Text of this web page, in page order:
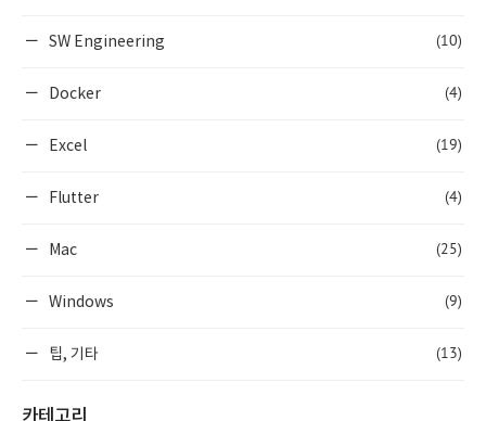
SW Engineering (10)
Docker (4)
Excel (19)
Flutter (4)
Mac (25)
Windows (9)
팁, 기타 (13)
카테고리